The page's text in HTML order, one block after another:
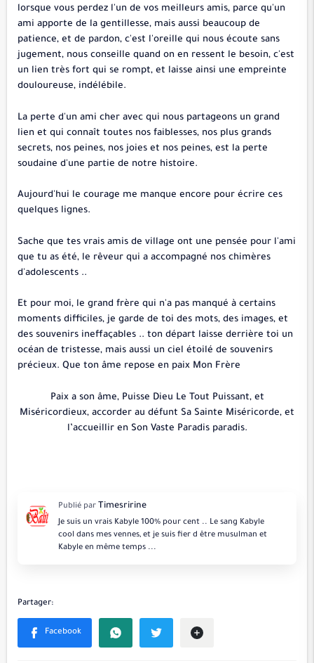
lorsque vous perdez l'un de vos meilleurs amis, parce qu'un
ami apporte de la gentillesse, mais aussi beaucoup de
patience, et de pardon, c'est l'oreille qui nous écoute sans
jugement, nous conseille quand on en ressent le besoin, c'est
un lien très fort qui se rompt, et laisse ainsi une empreinte
douloureuse, indélébile.
La perte d'un ami cher avec qui nous partageons un grand
lien et qui connaît toutes nos faiblesses, nos plus grands
secrets, nos peines, nos joies et nos peines, est la perte
soudaine d'une partie de notre histoire.
Aujourd'hui le courage me manque encore pour écrire ces
quelques lignes.
Sache que tes vrais amis de village ont une pensée pour l'ami
que tu as été, le rêveur qui a accompagné nos chimères
d'adolescents ..
Et pour moi, le grand frère qui n'a pas manqué à certains
moments difficiles, je garde de toi des mots, des images, et
des souvenirs ineffaçables .. ton départ laisse derrière toi un
océan de tristesse, mais aussi un ciel étoilé de souvenirs
précieux. Que ton âme repose en paix Mon Frère
Paix a son âme, Puisse Dieu Le Tout Puissant, et
Miséricordieux, accorder au défunt Sa Sainte Miséricorde, et
l’accueillir en Son Vaste Paradis paradis.
Je suis un vrais Kabyle 100% pour cent .. Le sang Kabyle
cool dans mes vennes, et je suis fier d être musulman et
Kabyle en même temps ...